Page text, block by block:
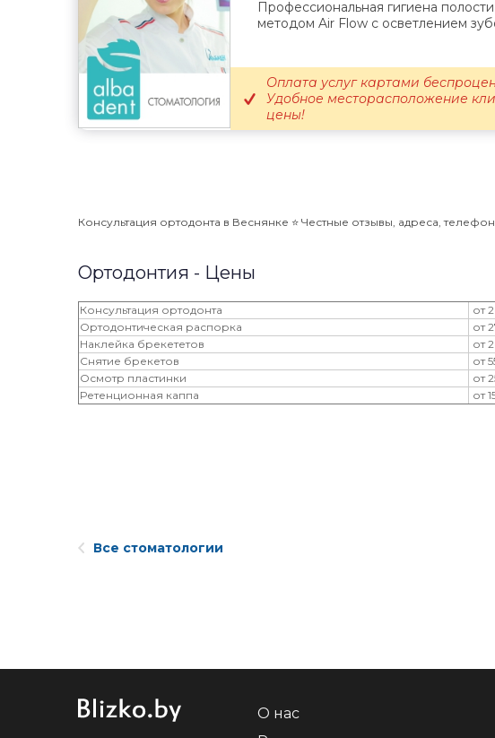
Профессиональная гигиена
методом Air Flow c осветлением
Оплата услуг картами
Удобное месторасположение
цены!
Консультация ортодонта в Веснянке ⭐️ Честные отзывы, адреса,
Ортодонтия - Цены
Консультация ортодонта
от
Ортодонтическая распорка
от
Наклейка брекететов
от
Снятие брекетов
от
Осмотр пластинки
от
Ретенционная каппа
от
Все стоматологии
О нас